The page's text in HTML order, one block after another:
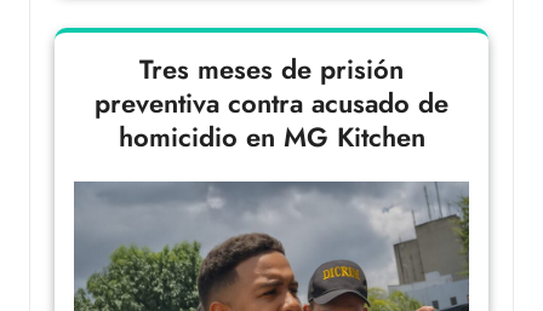
Tres meses de prisión
preventiva contra acusado de
homicidio en MG Kitchen